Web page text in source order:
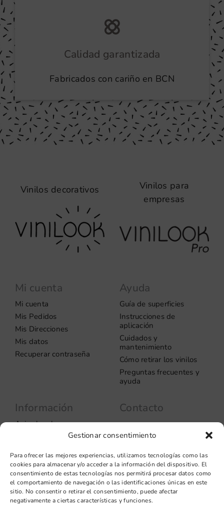
Gestionar consentimiento
Para ofrecer las mejores experiencias, utilizamos tecnologías como las
cookies para almacenar y/o acceder a la información del dispositivo. El
consentimiento de estas tecnologías nos permitirá procesar datos como
el comportamiento de navegación o las identificaciones únicas en este
sitio. No consentir o retirar el consentimiento, puede afectar
negativamente a ciertas características y funciones.
Calidad garantizada
Fabricados con cariño en BCN
Vinilos decorativos
Mi cuenta
Mi cuenta
Mis Pedidos
Mis Direcciones
Mis datos
Recuperar contraseña
Ayuda
Guía de superficies
Instrucciones de
aplicación
Cuidados y
mantenimiento
Cómo retirar los vinilos
Preguntas frecuentes y
ayuda
Información
Aviso legal
Política de privacidad
cookies
Condiciones de venta
Condiciones generales de
contratación
Diseño web: qualitystudio
Contacto
08037 – Barcelona
+34 93 706 51 69
hello@vinilook.net
Vinilos para
empresas